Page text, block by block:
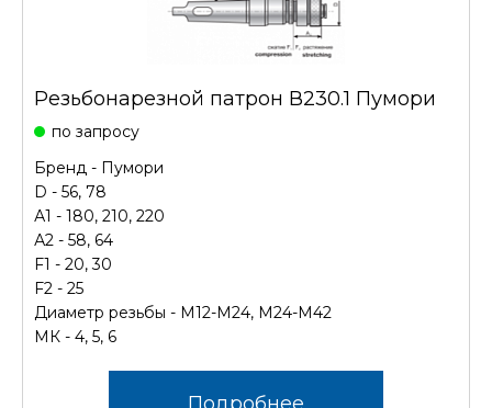
Резьбонарезной патрон В230.1 Пумори
по запросу
Бренд - Пумори
D - 56, 78
А1 - 180, 210, 220
А2 - 58, 64
F1 - 20, 30
F2 - 25
Диаметр резьбы - М12-М24, М24-М42
МК - 4, 5, 6